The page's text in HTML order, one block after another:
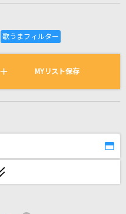
き
ている曲の一覧
デオクリップバー
MYリスト保存